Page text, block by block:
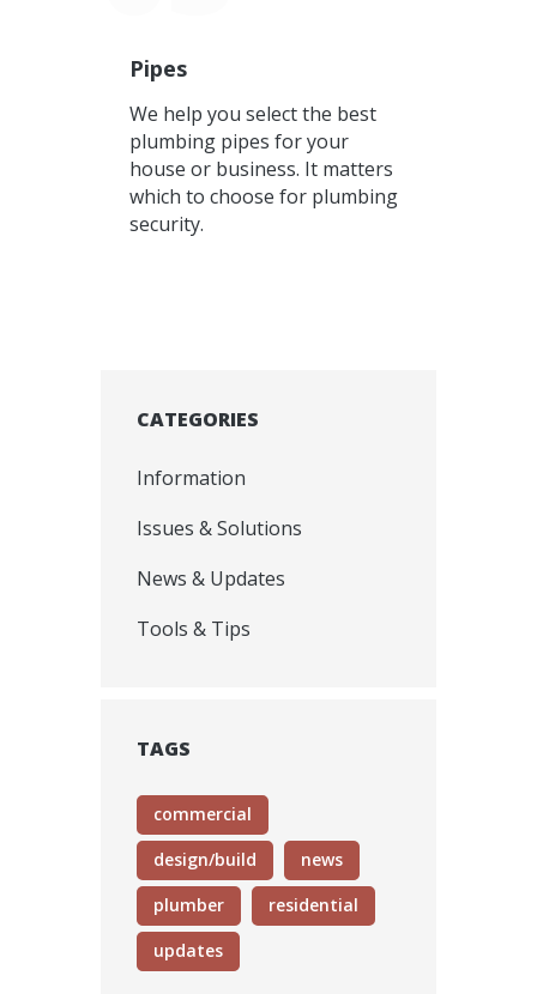
Pipes
We help you select the best
plumbing pipes for your
house or business. It matters
which to choose for plumbing
security.
CATEGORIES
Information
Issues & Solutions
News & Updates
Tools & Tips
TAGS
commercial
design/build
news
plumber
residential
updates